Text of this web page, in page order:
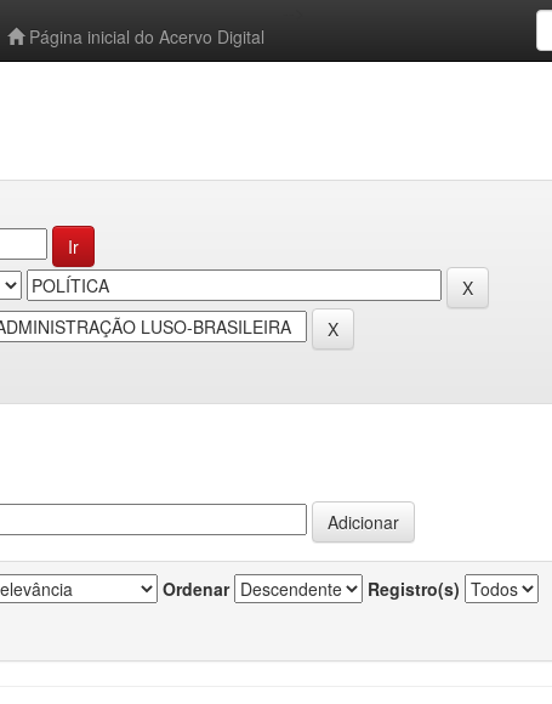
Página inicial do Acervo Digital
Ordenar Registro(s)